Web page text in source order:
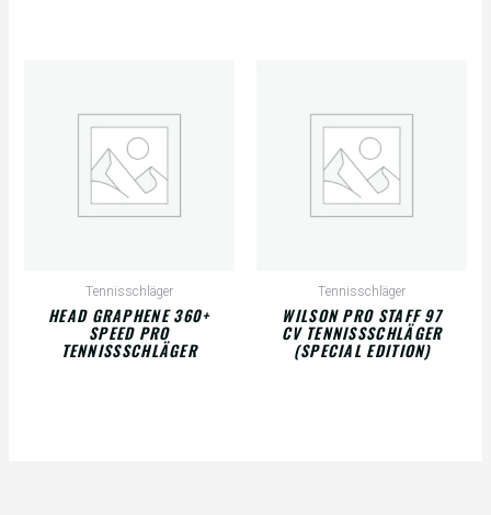
Tennisschläger
HEAD GRAPHENE 360+
SPEED PRO
TENNISSSCHLÄGER
Tennisschläger
WILSON PRO STAFF 97
CV TENNISSSCHLÄGER
(SPECIAL EDITION)